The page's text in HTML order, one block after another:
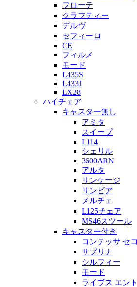
フローテ
クラフティー
デルヴ
セフィーロ
CE
フィルメ
モード
L435S
L433J
LX28
ハイチェア
キャスター無し
アミタ
スイープ
L114
シェリル
3600ARN
アルタ
リンケージ
リンピア
メルチェ
L125チェア
MS46スツール
キャスター付き
コンテッサ セ
サブリナ
シルフィー
モード
ライブス エン